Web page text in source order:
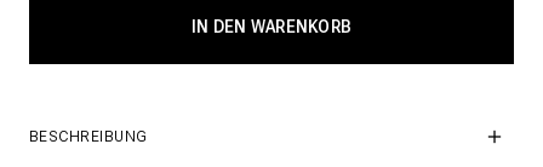
BESCHREIBUNG